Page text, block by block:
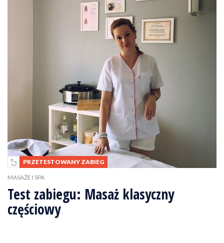
PRZETESTOWANY ZABIEG
MASAŻE I SPA
Test zabiegu: Masaż klasyczny
częściowy